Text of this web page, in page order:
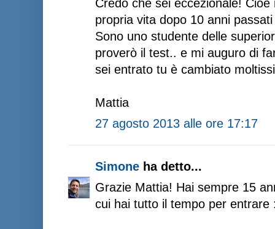
Credo che sei eccezionale!
propria vita dopo 10 anni
Sono uno studente delle
proverò il test.. e mi auguro di
sei entrato tu è cambiato
Mattia
27 agosto 2013 alle ore 17:17
Simone ha detto...
Grazie Mattia! Hai sempre 15
cui hai tutto il tempo per entrare